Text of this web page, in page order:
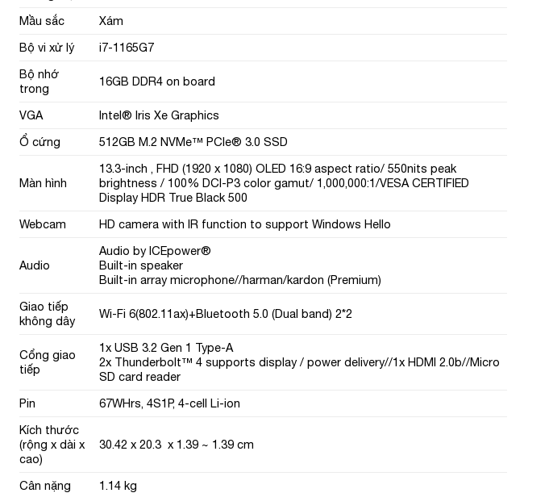
Mầu sắc
Xám
Bộ vi xử lý
i7-1165G7
Bộ nhớ
trong
16GB DDR4 on board
VGA
Intel® Iris Xe Graphics
Ổ cứng
512GB M.2 NVMe™ PCIe® 3.0 SSD
Màn hình
13.3-inch , FHD (1920 x 1080) OLED 16:9 aspect ratio/ 550nits peak
brightness / 100% DCI-P3 color gamut/ 1,000,000:1/VESA CERTIFIED
Display HDR True Black 500
Webcam
HD camera with IR function to support Windows Hello
Audio
Audio by ICEpower®
Built-in speaker
Built-in array microphone//harman/kardon (Premium)
Giao tiếp
không dây
Wi-Fi 6(802.11ax)+Bluetooth 5.0 (Dual band) 2*2
Cổng giao
tiếp
1x USB 3.2 Gen 1 Type-A
2x Thunderbolt™ 4 supports display / power delivery//1x HDMI 2.0b//Micro
SD card reader
Pin
67WHrs, 4S1P, 4-cell Li-ion
Kích thước
(rộng x dài x
cao)
30.42 x 20.3 x 1.39 ~ 1.39 cm
Cân nặng
1.14 kg